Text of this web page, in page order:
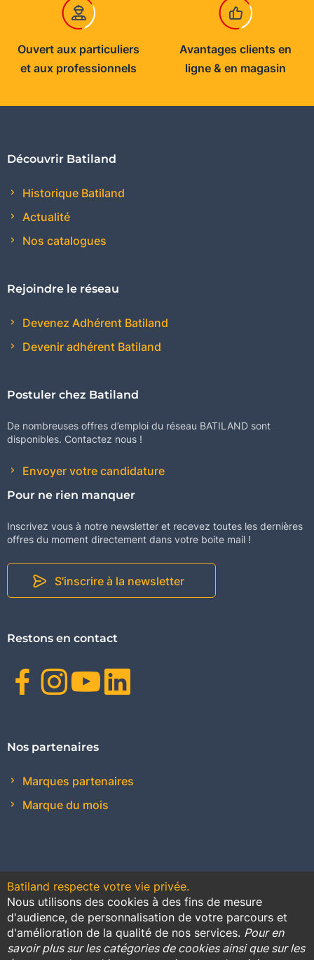
Ouvert aux particuliers
et aux professionnels
Avantages clients en
ligne & en magasin
Découvrir Batiland
Historique Batiland
Actualité
Nos catalogues
Rejoindre le réseau
Devenez Adhérent Batiland
Devenir adhérent Batiland
Postuler chez Batiland
De nombreuses offres d’emploi du réseau BATILAND sont
disponibles. Contactez nous !
Envoyer votre candidature
Pour ne rien manquer
Inscrivez vous à notre newsletter et recevez toutes les dernières
offres du moment directement dans votre boite mail !
S'inscrire à la newsletter
Restons en contact
Facebook
Instagram
Youtube
Nos partenaires
Marques partenaires
Marque du mois
Contact Conditions générales de vente
Promotions
Batiland respecte votre vie privée.
Nous utilisons des cookies à des fins de mesure
d'audience, de personnalisation de votre parcours et
d'amélioration de la qualité de nos services. Pour en
savoir plus sur les catégories de cookies ainsi que sur les